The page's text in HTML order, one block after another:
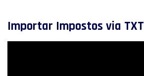
Importar Impostos via TXT